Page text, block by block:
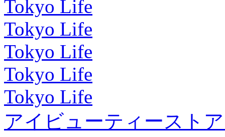
Tokyo Life
Tokyo Life
Tokyo Life
Tokyo Life
Tokyo Life
アイビューティースト